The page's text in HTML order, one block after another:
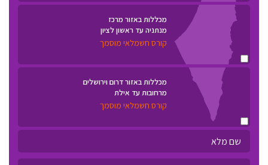
מכללות באזור מרכז
מנתניה עד ראשון לציון
קורס חשמלאי מוסמך
מכללות באזור דרום וירושלים
מרחובות עד אילת
קורס חשמלאי מוסמך